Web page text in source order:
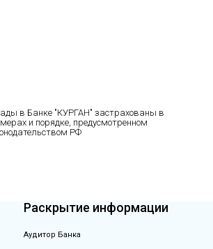
в Банке "КУРГАН" застрахованы в
и порядке, предусмотренном
РФ
Раскрытие информации
Аудитор Банка